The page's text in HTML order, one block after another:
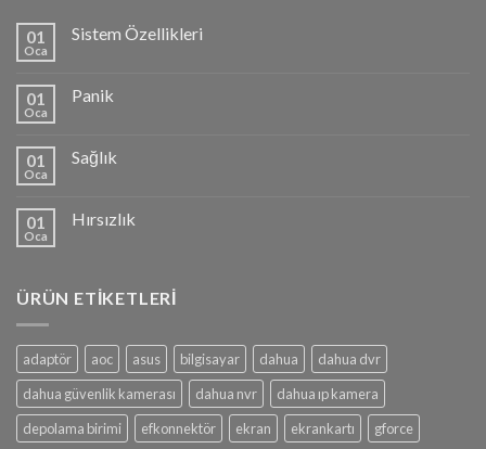
01
Oca
Sistem Özellikleri
01
Oca
Panik
01
Oca
Sağlık
01
Oca
Hırsızlık
ÜRÜN ETIKETLERI
adaptör aoc asus bilgisayar dahua
dahua dvr
dahua güvenlik kamerası
dahua nvr
dahua ıp kamera
depolama birimi
efkonnektör ekran ekrankartı gforce